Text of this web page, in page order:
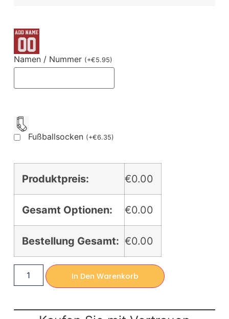
Namen / Nummer (+€5.95)
Fußballsocken (+€6.35)
Produktpreis: €0.00
Gesamt Optionen: €0.00
Bestellung Gesamt: €0.00
In Den Warenkorb